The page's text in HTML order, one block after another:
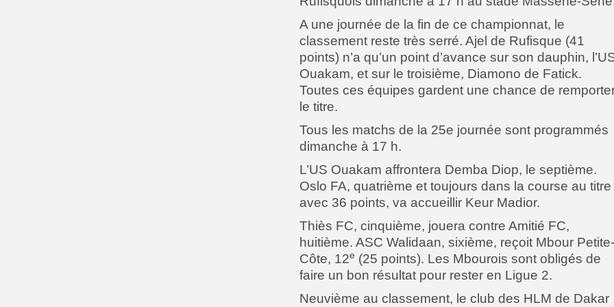
A une journée de la fin de ce championnat, le
classement reste très serré. Ajel de Rufisque (41
points) n’a qu’un point d’avance sur son dauphin,
Ouakam, et sur le troisième, Diamono de Fatick.
Toutes ces équipes gardent une chance de
le titre.
Tous les matchs de la 25e journée sont programmés
dimanche à 17 h.
L’US Ouakam affrontera Demba Diop, le septième.
Oslo FA, quatrième et toujours dans la course au titre
avec 36 points, va accueillir Keur Madior.
Thiès FC, cinquième, jouera contre Amitié FC,
huitième. ASC Walidaan, sixième, reçoit Mbour Petite-
Côte, 12e (25 points). Les Mbourois sont obligés de
faire un bon résultat pour rester en Ligue 2.
Neuvième au classement, le club des HLM de Dakar